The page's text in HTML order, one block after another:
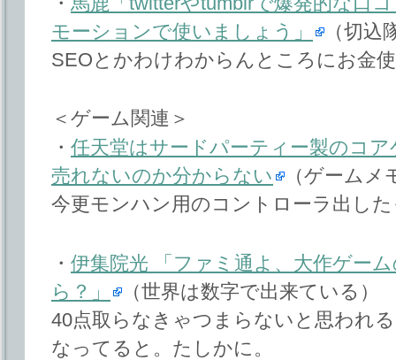
モーションで使いましょう」
（切
SEOとかわけわからんところにお金
＜ゲーム関連＞
・ 任天堂はサードパーティー製のコ
売れないのか分からない
（ゲームメ
今更モンハン用のコントローラ出し
・ 伊集院光 「ファミ通よ、大作ゲー
ら？」
（世界は数字で出来ている）
40点取らなきゃつまらないと思われ
なってると。たしかに。